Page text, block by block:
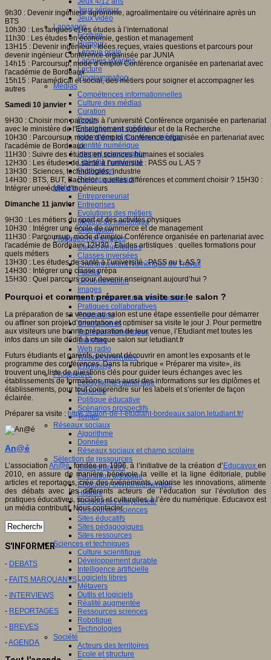
Jeux sérieux
Jeux vidéo
Langages
Ecriture
Humour
Langue orale
Langues vivantes
Lecture
Programmation
Médias
Compétences informationnelles
Culture des médias
Curation
Droits
Education aux médias
Information et nouveaux médias
Identité numérique
Internet responsable
Littératie numérique
Publication
Réseaux sociaux
Métiers
Entrepreneuriat
Entreprises
Evolutions des métiers
Métiers du numérique
Orientation
Pratiques numériques
Cartes heuristiques
Classes inversées
Environnement Numérique de Travail
Fablab
Géolocalisation
Images
Les mondes virtuels en éducation
Pratiques collaboratives
Podcasting
Smartphones
Tableaux numériques
Tablettes
Web radio
Webdocumentaire
eTwinning
Prospective
Ecosystème numérique
Espaces
Politique éducative
Scénarios prospectifs
Temps
Réseaux sociaux
Algorithme
Données
Réseaux sociaux et champ scolaire
Sélection de ressources
Bibliographies
Education artistique
Education environnementale
Histoire
Ressources citoyenneté
Ressources sciences
Sites éducatifs
Sites pédagogiques
Sites ressources
Sciences et techniques
Culture scientifique
Développement durable
Intelligence artificielle
Logiciels libres
Métavers
Outils et logiciels
Réalité augmentée
Ressources sciences
Robotique
Technologies
Société
Acteurs des territoires
Ecole et structure
9h30 : Devenir ingénieur agronome, agroalimentaire ou vétérinaire après un
BTS
10h30 : Les langues et les études à l’international
11h30 : Les études en économie, gestion et management
13H15 : Devenir ingénieur : Idées reçues, vraies questions et parcours pour
devenir ingénieur Conférence organisée par JUNIA
14h15 : Parcoursup, mode d’emploi Conférence organisée en partenariat avec
l'académie de Bordeaux
15h15 : Paramédical et social, des métiers pour soigner et accompagner les
autres
Samedi 10 janvier
9H30 : Choisir mon parcours à l’université Conférence organisée en partenariat
avec le ministère de l'Enseignement supérieur et de la Recherche.
10H30 : Parcoursup, mode d’emploi Conférence organisée en partenariat avec
l'académie de Bordeaux
11H30 : Suivre des études en sciences humaines et sociales
12H30 : Les études de santé à l’université : PASS ou L.AS ?
13H30 : Sciences, technologies, industrie
14H30 : BTS, BUT, Bachelor : quelles différences et comment choisir ? 15H30 :
Intégrer une école d’ingénieurs
Dimanche 11 janvier
9H30 : Les métiers du sport et des activités physiques
10H30 : Intégrer une école de commerce et de management
11H30 : Parcoursup, mode d’emploi Conférence organisée en partenariat avec
l'académie de Bordeaux 12H30 : Etudes artistiques : quelles formations pour
quels métiers
13H30 : Les études de santé à l’université : PASS ou L.AS ?
14H30 : Intégrer une classe prépa
15H30 : Quel parcours pour devenir enseignant aujourd’hui ?
Pourquoi et comment préparer sa visite sur le salon ?
La préparation de sa venue au salon est une étape essentielle pour démarrer
ou affiner son projet d’orientation et optimiser sa visite le jour J. Pour permettre
aux visiteurs une bonne préparation de leur venue, l’Etudiant met toutes les
infos dans un site dédié à chaque salon sur letudiant.fr
Futurs étudiants et parents, peuvent découvrir en amont les exposants et le
programme des conférences. Dans la rubrique « Préparer ma visite», ils
trouvent une liste de questions clés pour guider leurs échanges avec les
établissements de formations, mais aussi des informations sur les diplômes et
établissements, pour tout comprendre sur les labels et s’orienter de façon
éclairée.
Préparer sa visite : https://salon-de-l-etudiant-bordeaux.salon.letudiant.fr/
An@é
L’associationAn@é, fondée en 1996, à l’initiative de la création d’ Educavoxen
2010, en assure de manière bénévole la veille et la ligne éditoriale, publie
articles et reportages, crée des événements, valorise les innovations, alimente
des débats avec les différents acteurs de l’éducation sur l’évolution des
pratiques éducatives, sociales et culturelles à l’ère du numérique. Educavox est
un média contributif. Nous contacter.
S'INFORMER
- DEBATS
- FAITS MARQUANTS
- INTERVIEWS
- REPORTAGES
- BREVES
-AGENDA